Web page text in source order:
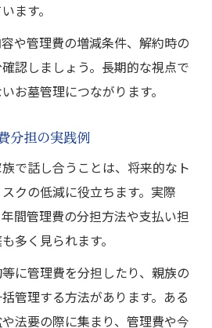
ます。
や管理費の増減条件、解約時の
認しましょう。長期的な視点で
お墓管理につながります。
分担の実践例
で話し合うことは、将来的なト
クの低減に役立ちます。実際
間管理費の分担方法や支払い担
多く見られます。
に管理費を分担したり、親族の
管理する方法があります。ある
法要の際に集まり、管理費や今